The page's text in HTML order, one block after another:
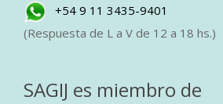
+54 9 11 3435-9401
(Respuesta de L a V de 12 a 18 hs.)
SAGIJ es miembro de